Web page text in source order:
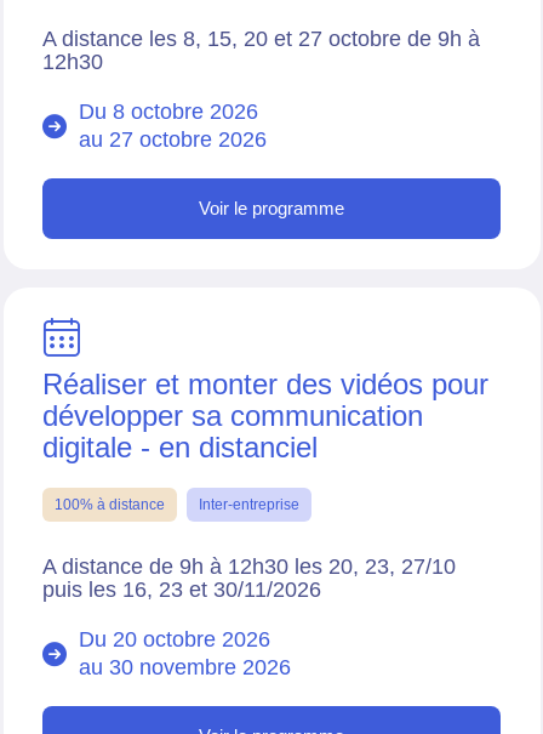
A distance les 8, 15, 20 et 27 octobre de 9h à
12h30
Du 8 octobre 2026
au 27 octobre 2026
Voir le programme
Réaliser et monter des vidéos pour
développer sa communication
digitale - en distanciel
100% à distance Inter-entreprise
A distance de 9h à 12h30 les 20, 23, 27/10
puis les 16, 23 et 30/11/2026
Du 20 octobre 2026
au 30 novembre 2026